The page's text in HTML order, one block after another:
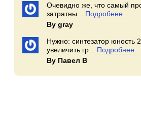
Очевидно же, что самый
затратны...
Подробнее...
By gray
Нужно: синтезатор юность
увеличить гр...
Подробнее...
By Павел В